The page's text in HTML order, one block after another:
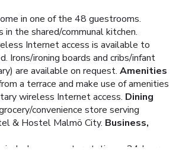
in one of the 48 guestrooms.
in the shared/communal kitchen.
Internet access is available to
Irons/ironing boards and cribs/infant
are available on request. Amenities
a terrace and make use of amenities
wireless Internet access. Dining
convenience store serving
& Hostel Malmö City. Business,
include a computer station, a 24-hour